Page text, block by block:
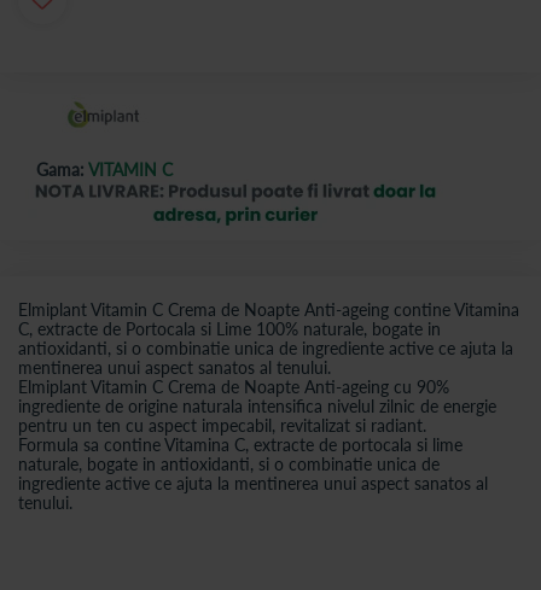
Gama: VITAMIN C
Elmiplant Vitamin C Crema de Noapte Anti-ageing contine Vitamina
C, extracte de Portocala si Lime 100% naturale, bogate in
antioxidanti, si o combinatie unica de ingrediente active ce ajuta la
mentinerea unui aspect sanatos al tenului.
Elmiplant Vitamin C Crema de Noapte Anti-ageing cu 90%
ingrediente de origine naturala intensifica nivelul zilnic de energie
pentru un ten cu aspect impecabil, revitalizat si radiant.
Formula sa contine Vitamina C, extracte de portocala si lime
naturale, bogate in antioxidanti, si o combinatie unica de
ingrediente active ce ajuta la mentinerea unui aspect sanatos al
tenului.